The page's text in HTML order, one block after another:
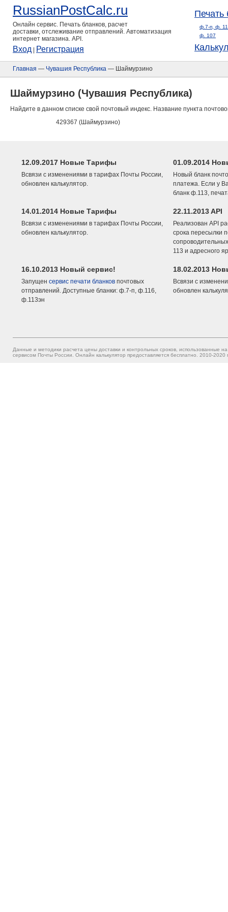
RussianPostCalc.ru
Онлайн сервис. Печать бланков, расчет
доставки, отслеживание отправлений. Автоматизация
интернет магазина. API.
Вход Регистрация
Печать
ф.7-п, ф.
ф. 107
Главная — Чувашия Республика — Шаймурзино
Шаймурзино (Чувашия Республика)
Найдите в данном списке свой почтовый индекс. Название пункта
429367 (Шаймурзино)
12.09.2017 Новые Тарифы
Всвязи с изменениями в тарифах Почты России,
обновлен калькулятор.
01.09.2014
Новый бланк
платежа. Если у
бланк ф.113,
14.01.2014 Новые Тарифы
Всвязи с изменениями в тарифах Почты России,
обновлен калькулятор.
22.11.2013 API
Реализован API
срока пересылки
113 и адресного
16.10.2013 Новый сервис!
Запущен сервис печати бланков почтовых
отправлений. Доступные бланки: ф.7-п, ф.116,
ф.113эн
18.02.2013
Всвязи с
обновлен
Данные и методики расчета цены доставки и контрольных сроков, использованные
сервисом Почты России. Онлайн калькулятор предоставляется бесплатно. 2010-2020